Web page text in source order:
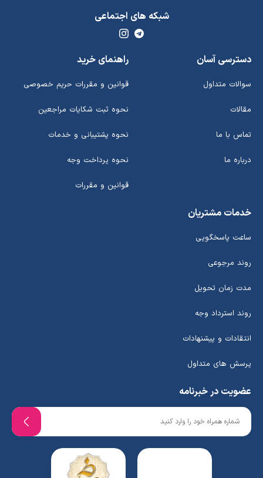
شبکه های اجتماعی
دسترسی آسان
سوالات متداول
مقالات
تماس با ما
درباره ما
راهنمای خرید
قوانین و مقررات حریم خصوصی
نحوه ثبت شکایات مراجعین
نحوه پشتیبانی و خدمات
نحوه پرداخت وجه
قوانین و مقررات
خدمات مشتریان
ساعت پاسخگویی
روند مرجوعی
مدت زمان تحویل
روند استرداد وجه
انتقادات و پیشنهادات
پرسش های متداول
عضویت در خبرنامه